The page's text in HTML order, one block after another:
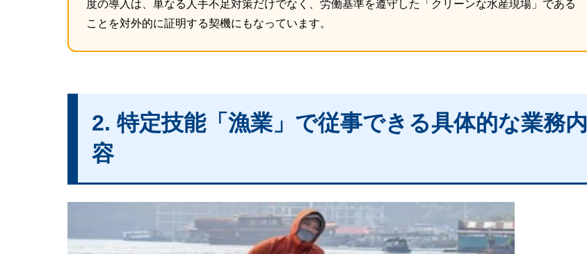
度の導入は、単なる人手不足対策だけでなく、労働基準を遵守した「クリーンな水産現場」である
ことを対外的に証明する契機にもなっています。
2. 特定技能「漁業」で従事できる具体的な業務内
容